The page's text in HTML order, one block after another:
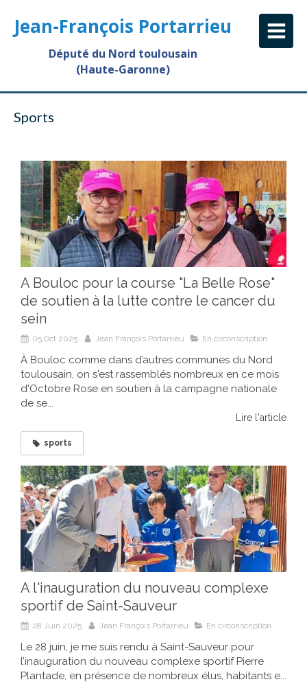
Jean-François Portarrieu
Député du Nord toulousain
(Haute-Garonne)
Sports
A Bouloc pour la course "La Belle Rose"
de soutien à la lutte contre le cancer du
sein
05 Oct 2025 Jean François Portarrieu En circonscription
À Bouloc comme dans d’autres communes du Nord
toulousain, on s'est rassemblés nombreux en ce mois
d'Octobre Rose en soutien à la campagne nationale
de se...
Lire l'article
sports
A l'inauguration du nouveau complexe
sportif de Saint-Sauveur
28 Juin 2025 Jean François Portarrieu En circonscription
Le 28 juin, je me suis rendu à Saint-Sauveur pour
l’inauguration du nouveau complexe sportif Pierre
Plantade, en présence de nombreux élus, habitants e...